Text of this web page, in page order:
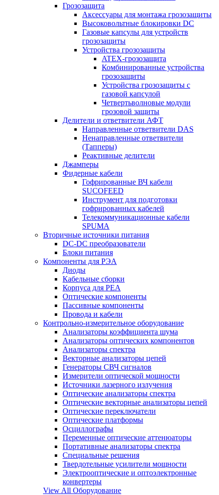
Грозозащита
Аксессуары для монтажа грозозащиты
Высоковольтные блокировки DC
Газовые капсулы для устройств
грозозащиты
Устройства грозозащиты
ATEX-грозозащита
Комбинированные устройства
грозозащиты
Устройства грозозащиты с
газовой капсулой
Четвертьволновые модули
грозовой защиты
Делители и ответвители АФТ
Направленные ответвители DAS
Ненаправленные ответвители
(Тапперы)
Реактивные делители
Джамперы
Фидерные кабели
Гофрированные ВЧ кабели
SUCOFEED
Инструмент для подготовки
гофрированных кабелей
Телекоммуникационные кабели
SPUMA
Вторичные источники питания
DC-DC преобразователи
Блоки питания
Компоненты для РЭА
Диоды
Кабельные сборки
Корпуса для РЕА
Оптические компоненты
Пассивные компоненты
Провода и кабели
Контрольно-измерительное оборудование
Анализаторы коэффициента шума
Анализаторы оптических компонентов
Анализаторы спектра
Векторные анализаторы цепей
Генераторы СВЧ сигналов
Измерители оптической мощности
Источники лазерного излучения
Оптические анализаторы спектра
Оптические векторные анализаторы цепей
Оптические переключатели
Оптические платформы
Осциллографы
Переменные оптические аттенюаторы
Портативные анализаторы спектра
Специальные решения
Твердотельные усилители мощности
Электрооптические и оптоэлектронные
конвертеры
View All Оборудование